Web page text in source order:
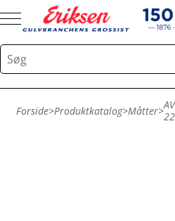
Forside>Produktkatalog>Måtter>